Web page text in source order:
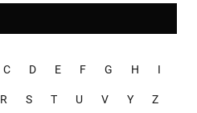
C D E F G H I
R S T U V Y Z